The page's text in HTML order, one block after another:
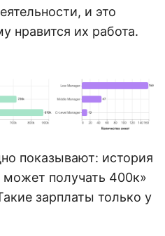
и это
нравится их работа.
показывают: история
получать 400к»
зарплаты только у